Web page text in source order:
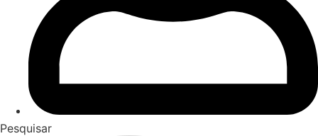
Pesquisar